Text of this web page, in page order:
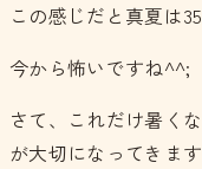
この感じだと真夏は
今から怖いですね^^;
さて、これだけ暑く
が大切になってきます